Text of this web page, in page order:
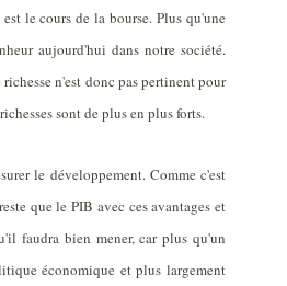
le cours de la bourse. Plus qu'une
aujourd'hui dans notre société.
n'est donc pas pertinent pour
sont de plus en plus forts.
le développement. Comme c'est
que le PIB avec ces avantages et
faudra bien mener, car plus qu'un
économique et plus largement